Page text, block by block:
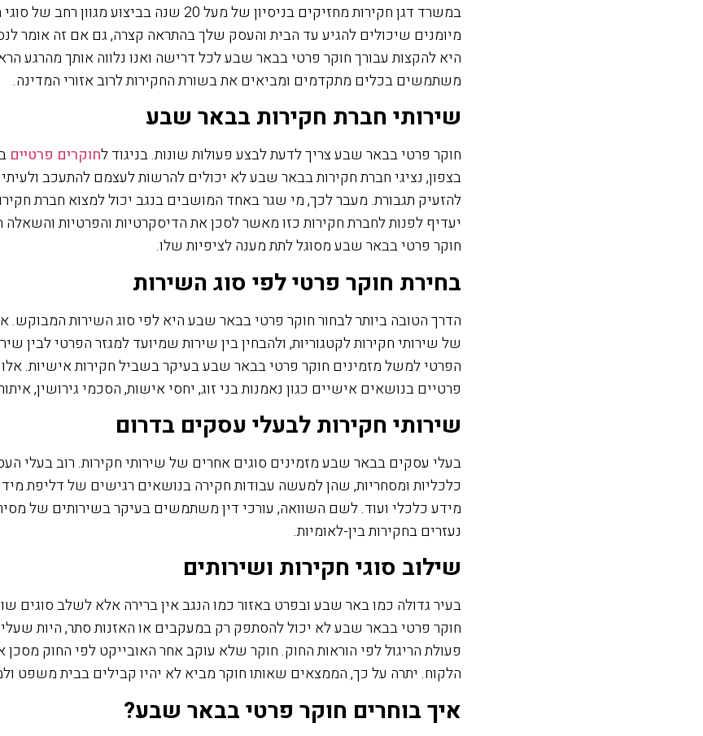
במשרד דגן חקירות מחזיקים בניסיון של מעל 20 שנה
מיומנים שיכולים להגיע עד הבית והעסק שלך בהתראה קצרה, גם אם זה אומר
היא להקצות עבורך חוקר פרטי בבאר שבע לכל דרישה ואנו נלווה אותך מהרגע
משתמשים בכלים מתקדמים ומביאים את בשורת החקירות לרוב אזורי המדינה.
שירותי חברת חקירות בבאר שבע
חוקר פרטי בבאר שבע צריך לדעת לבצע פעולות שונות. בניגוד לחוקרים פרטיים
בצפון, נציגי חברת חקירות בבאר שבע לא יכולים להרשות לעצמם להתעכב
להזעיק תגבורת. מעבר לכך, מי שגר באחד המושבים בנגב יכול למצוא חברת
יעדיף לפנות לחברת חקירות כזו מאשר לסכן את הדיסקרטיות והפרטיות והשאלה
חוקר פרטי בבאר שבע מסוגל לתת מענה לציפיות שלו.
בחירת חוקר פרטי לפי סוג השירות
הדרך הטובה ביותר לבחור חוקר פרטי בבאר שבע היא לפי סוג השירות
של שירותי חקירות לקטגוריות, ולהבחין בין שירות שמיועד למגזר הפרטי לבין
הפרטי למשל מזמינים חוקר פרטי בבאר שבע בעיקר בשביל חקירות אישיות. אלו
פרטיים בנושאים אישיים כגון נאמנות בני זוג, יחסי אישות, הסכמי גירושין,
שירותי חקירות לבעלי עסקים בדרום
בעלי עסקים בבאר שבע מזמינים סוגים אחרים של שירותי חקירות. רוב בעלי
כלכליות ומסחריות, שהן למעשה עבודות חקירה בנושאים רגישים של דליפת
מידע כלכלי ועוד. לשם השוואה, עורכי דין משתמשים בעיקר בשירותים של
נעזרים בחקירות בין-לאומיות.
שילוב סוגי חקירות ושירותים
בעיר גדולה כמו באר שבע ובפרט באזור כמו הנגב אין ברירה אלא לשלב סוגים
חוקר פרטי בבאר שבע לא יכול להסתפק רק במעקבים או האזנות סתר, היות
פעולת הריגול לפי הוראות החוק. חוקר שלא עוקב אחר האובייקט לפי החוק
הלקוח. יתרה על כך, הממצאים שאותו חוקר מביא לא יהיו קבילים בבית משפט
איך בוחרים חוקר פרטי בבאר שבע?